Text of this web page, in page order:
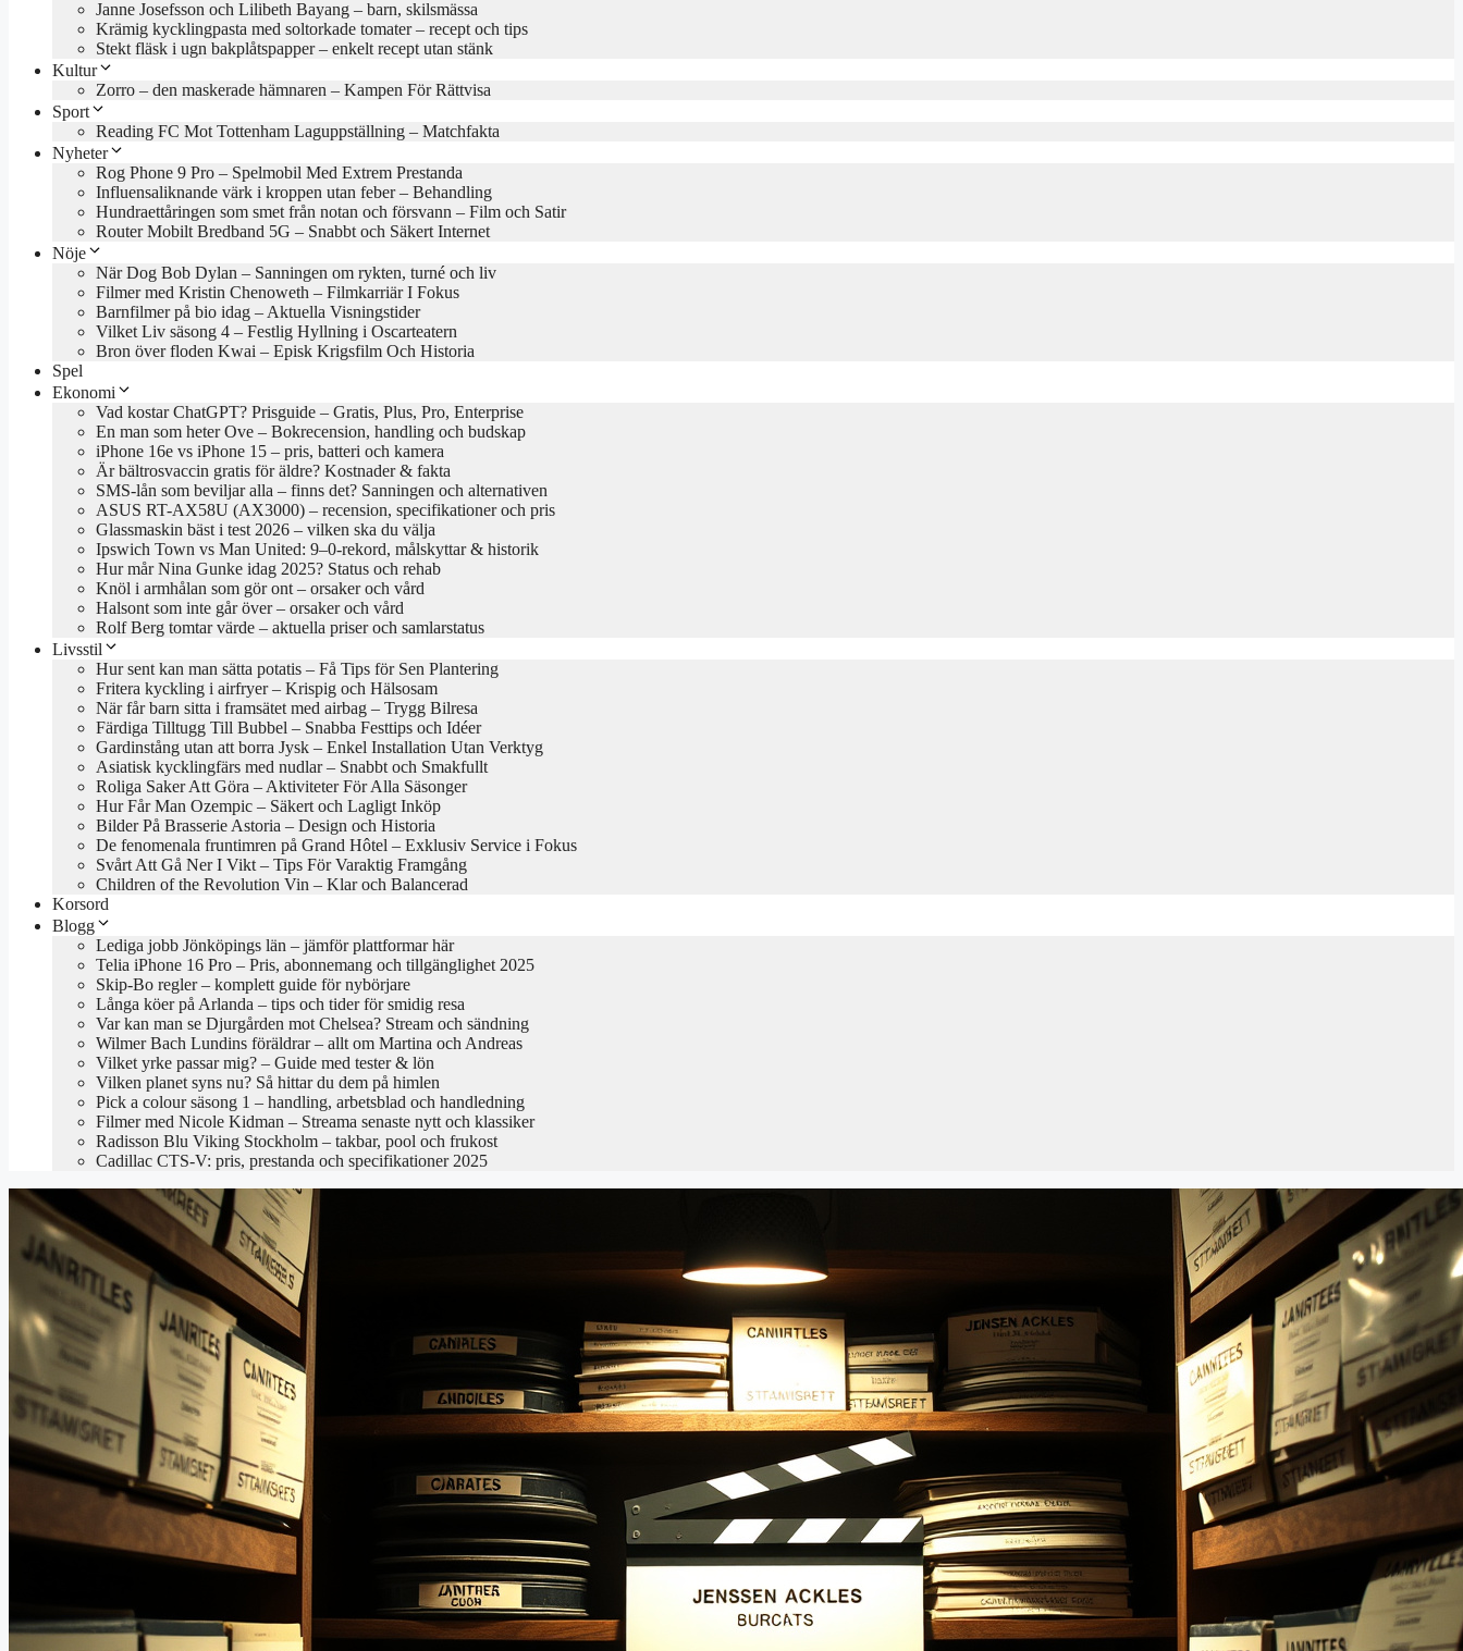
Janne Josefsson och Lilibeth Bayang – barn, skilsmässa
Krämig kycklingpasta med soltorkade tomater – recept och tips
Stekt fläsk i ugn bakplåtspapper – enkelt recept utan stänk
Kultur
Zorro – den maskerade hämnaren – Kampen För Rättvisa
Sport
Reading FC Mot Tottenham Laguppställning – Matchfakta
Nyheter
Rog Phone 9 Pro – Spelmobil Med Extrem Prestanda
Influensaliknande värk i kroppen utan feber – Behandling
Hundraettåringen som smet från notan och försvann – Film och Satir
Router Mobilt Bredband 5G – Snabbt och Säkert Internet
Nöje
När Dog Bob Dylan – Sanningen om rykten, turné och liv
Filmer med Kristin Chenoweth – Filmkarriär I Fokus
Barnfilmer på bio idag – Aktuella Visningstider
Vilket Liv säsong 4 – Festlig Hyllning i Oscarteatern
Bron över floden Kwai – Episk Krigsfilm Och Historia
Spel
Ekonomi
Vad kostar ChatGPT? Prisguide – Gratis, Plus, Pro, Enterprise
En man som heter Ove – Bokrecension, handling och budskap
iPhone 16e vs iPhone 15 – pris, batteri och kamera
Är bältrosvaccin gratis för äldre? Kostnader & fakta
SMS-lån som beviljar alla – finns det? Sanningen och alternativen
ASUS RT-AX58U (AX3000) – recension, specifikationer och pris
Glassmaskin bäst i test 2026 – vilken ska du välja
Ipswich Town vs Man United: 9–0-rekord, målskyttar & historik
Hur mår Nina Gunke idag 2025? Status och rehab
Knöl i armhålan som gör ont – orsaker och vård
Halsont som inte går över – orsaker och vård
Rolf Berg tomtar värde – aktuella priser och samlarstatus
Livsstil
Hur sent kan man sätta potatis – Få Tips för Sen Plantering
Fritera kyckling i airfryer – Krispig och Hälsosam
När får barn sitta i framsätet med airbag – Trygg Bilresa
Färdiga Tilltugg Till Bubbel – Snabba Festtips och Idéer
Gardinstång utan att borra Jysk – Enkel Installation Utan Verktyg
Asiatisk kycklingfärs med nudlar – Snabbt och Smakfullt
Roliga Saker Att Göra – Aktiviteter För Alla Säsonger
Hur Får Man Ozempic – Säkert och Lagligt Inköp
Bilder På Brasserie Astoria – Design och Historia
De fenomenala fruntimren på Grand Hôtel – Exklusiv Service i Fokus
Svårt Att Gå Ner I Vikt – Tips För Varaktig Framgång
Children of the Revolution Vin – Klar och Balancerad
Korsord
Blogg
Lediga jobb Jönköpings län – jämför plattformar här
Telia iPhone 16 Pro – Pris, abonnemang och tillgänglighet 2025
Skip-Bo regler – komplett guide för nybörjare
Långa köer på Arlanda – tips och tider för smidig resa
Var kan man se Djurgården mot Chelsea? Stream och sändning
Wilmer Bach Lundins föräldrar – allt om Martina och Andreas
Vilket yrke passar mig? – Guide med tester & lön
Vilken planet syns nu? Så hittar du dem på himlen
Pick a colour säsong 1 – handling, arbetsblad och handledning
Filmer med Nicole Kidman – Streama senaste nytt och klassiker
Radisson Blu Viking Stockholm – takbar, pool och frukost
Cadillac CTS-V: pris, prestanda och specifikationer 2025